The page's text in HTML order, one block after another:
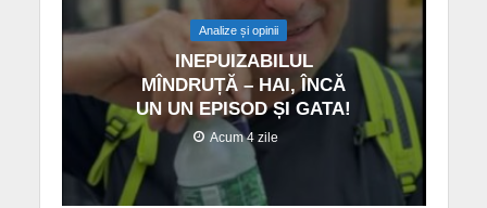
Analize și opinii
INEPUIZABILUL
MÎNDRUȚĂ – HAI, ÎNCĂ
UN UN EPISOD ȘI GATA!
Acum 4 zile